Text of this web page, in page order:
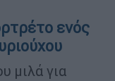
ενός
μιλά για